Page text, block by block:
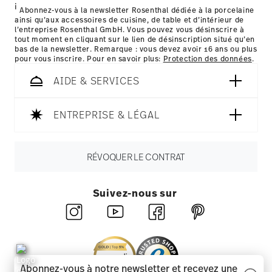
les détails pour chaque pays de livraison
ici
i Abonnez-vous à la newsletter Rosenthal dédiée à la porcelaine
ainsi qu’aux accessoires de cuisine, de table et d’intérieur de
l’entreprise Rosenthal GmbH. Vous pouvez vous désinscrire à
tout moment en cliquant sur le lien de désinscription situé qu’en
bas de la newsletter. Remarque : vous devez avoir 16 ans ou plus
pour vous inscrire. Pour en savoir plus: Protection des données.
AIDE & SERVICES
ENTREPRISE & LÉGAL
RÉVOQUER LE CONTRAT
Suivez-nous sur
Abonnez-vous à notre newsletter et recevez une